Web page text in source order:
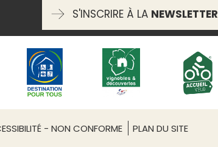
S'INSCRIRE À LA NEWSLETTER
- NON CONFORME PLAN DU SITE